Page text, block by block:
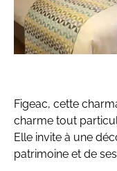
Figeac, cette
charme tout
Elle invite à une
patrimoine et de